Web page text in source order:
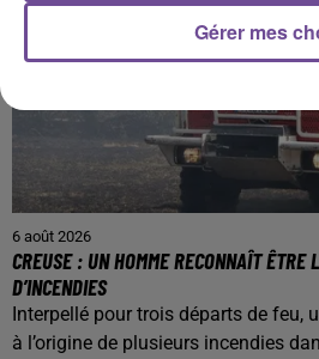
6 août 2026
CREUSE : UN HOMME RECONNAÎT ÊTRE
D’INCENDIES
Interpellé pour trois départs de feu,
à l’origine de plusieurs incendies
Gérer mes